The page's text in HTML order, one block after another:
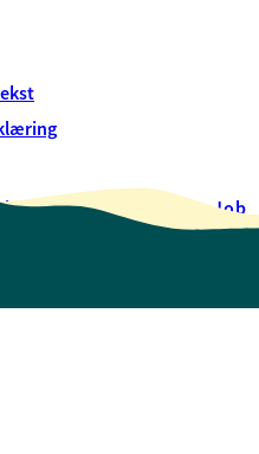
over selvbetjeningJob